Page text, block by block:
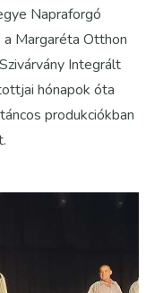
Napraforgó
Margaréta Otthon
Integrált
hónapok óta
produkciókban